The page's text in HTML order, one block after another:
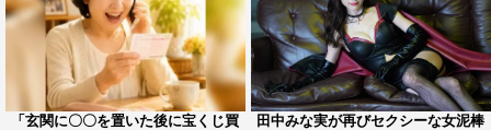
◆今回の役柄については？
「お衣装に関してはフィッティングの段階から監督のイメ
「玄関に〇〇を置いた後に宝くじ買
田中みな実が再びセクシーな女泥棒